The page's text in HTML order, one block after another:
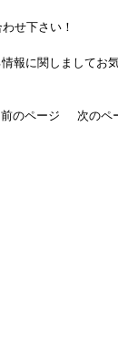
せ下さい！
報に関しましてお
のページ 次のペ